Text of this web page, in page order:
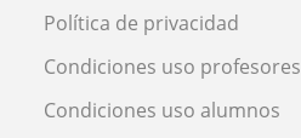
Política de privacidad
Condiciones uso profesores
Condiciones uso alumnos